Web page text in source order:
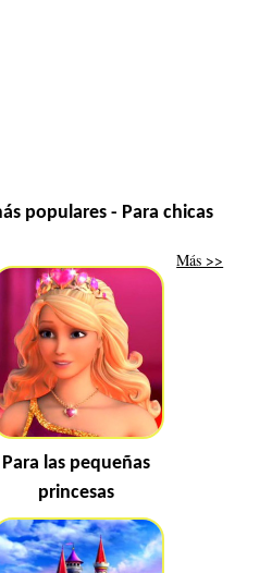
populares - Para chicas
Para las pequeñas
princesas
Más >>